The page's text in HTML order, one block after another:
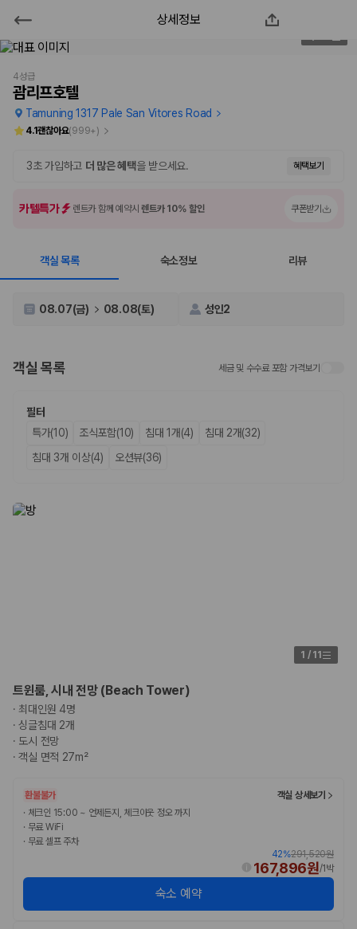
괌리프호텔
2000만 이용고객이 선택한 제주 렌트카 가격비교 플랫폼
제주렌트카 가격비교는 카모아에서 한 번에
제주도 렌트카는 업체마다 차량 가격, 보험 조건, 면책금, 보상 한도, 인수
장소, 취소 규정이 다릅니다. 카모아는 여러 제주 렌트카 업체의 조건을 한
업체별 가격비교:
제주 렌트카 업체별 실시간 예약 가능 차량과 요금
차종별 최저가 비교:
인원에 맞는 차종별 가격을 비교합니다.
보험 조건 비교:일반자차, 완전자차, 슈퍼자차의 면책금과 보상 한
도를 비교합니다.
제주공항 인수 조건 비교:셔틀 이동, 인수 위치, 반납 편의성을 함께
2. 보험 조건은 가격만큼 중요합니다
완전자차와 슈퍼자차는 업체별 보장 범위가 다를 수 있습니다. 카모아에서
는 제주 렌트카 가격과 함께 보험 조건을 비교해 여행 스타일에 맞는 보장
수준을 선택할 수 있습니다.
제주 렌트카는 차량 인수 위치와 셔틀 편의성에 따라 실제 이용 만족도가
달라집니다. 공항에서 렌트카 사무실까지의 이동 조건을 가격과 함께 비교
하는 것이 좋습니다.
제주도 렌트카 차종별 가격비교
경차·소형차
상세정보
4성급
괌리프호텔
Tamuning 1317 Pale San Vitores Road
4.1괜찮아요(999+)
3초 가입하고 더 많은 혜택을 받으세요. 혜택보기
카텔특가 렌트카 함께 예약시렌트카 10% 할인 쿠폰받기
객실 목록 숙소정보 리뷰
08.07(금) 08.08(토) 성인2
객실 목록 세금 및 수수료 포함 가격보기
필터
특가(10)
조식포함(10) 침대 1개(4)
침대 2개(32)
침대 3개 이상(4)
오션뷰(36)
1 / 11
트윈룸, 시내 전망 (Beach Tower)
· 최대인원 4명
·싱글침대 2개
· 도시 전망
·객실 면적 27m²
환불불가
객실 상세보기
· 체크인 15:00 ~ 언제든지, 체크아웃 정오 까지
· 무료 WiFi
· 무료 셀프 주차
42%291,520원
167,896원/1박
숙소 예약